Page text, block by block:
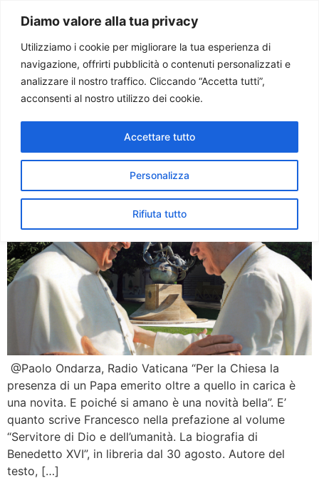
Diamo valore alla tua privacy
Utilizziamo i cookie per migliorare la tua esperienza di
navigazione, offrirti pubblicità o contenuti personalizzati e
analizzare il nostro traffico. Cliccando “Accetta tutti”,
acconsenti al nostro utilizzo dei cookie.
Personalizza
Rifiuta tutto
Accettare tutto
Paolo Ondarza
Tag:rinuncia
Benedetto e Francesco, il
rapporto tra i due papi
@Paolo Ondarza, Radio Vaticana “Per la Chiesa la
presenza di un Papa emerito oltre a quello in carica è
una novita. E poiché si amano è una novità bella”. E’
quanto scrive Francesco nella prefazione al volume
“Servitore di Dio e dell’umanità. La biografia di
Benedetto XVI”, in libreria dal 30 agosto. Autore del
testo, […]